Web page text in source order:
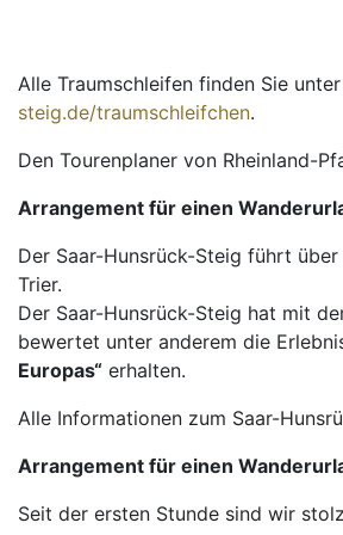
Alle Traumschleifen finden Sie unter
steig.de/traumschleifchen.
Den Tourenplaner von Rheinland-
Arrangement für einen
Der Saar-Hunsrück-Steig führt über
Trier.
Der Saar-Hunsrück-Steig hat mit
bewertet unter anderem die
Europas“ erhalten.
Alle Informationen zum Saar-
Arrangement für einen
Seit der ersten Stunde sind wir